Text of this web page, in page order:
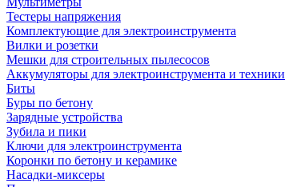
Тестеры напряжения
Комплектующие для электроинструмента
Вилки и розетки
Мешки для строительных пылесосов
Аккумуляторы для электроинструмента и техники
Биты
Буры по бетону
Зарядные устройства
Зубила и пики
Ключи для электроинструмента
Коронки по бетону и керамике
Насадки-миксеры